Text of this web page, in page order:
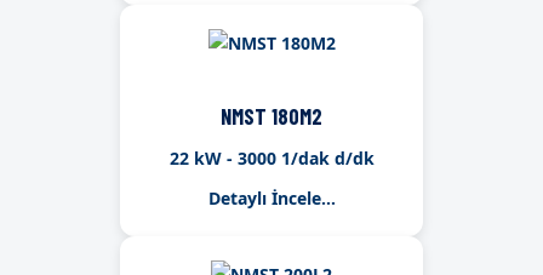
NMST 180M2
22 kW - 3000 1/dak d/dk
Detaylı İncele...